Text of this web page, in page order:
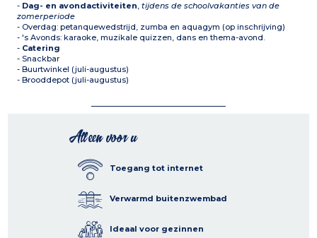
- Dag- en avondactiviteiten,tijdens de schoolvakanties van de
zomerperiode
- Overdag: petanquewedstrijd, zumba en aquagym (op inschrijving)
- 's Avonds: karaoke, muzikale quizzen, dans en thema-avond.
- Catering
- Snackbar
- Buurtwinkel (juli-augustus)
- Brooddepot (juli-augustus)
Alleen voor u
Toegang tot internet
Verwarmd buitenzwembad
Ideaal voor gezinnen